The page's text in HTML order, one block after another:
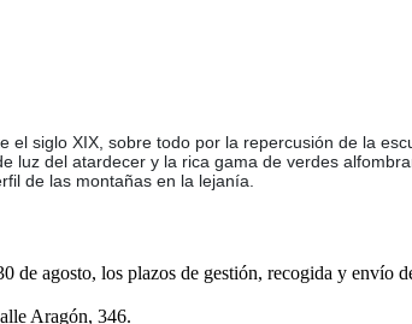
siglo XIX, sobre todo por la repercusión de la
luz del atardecer y la rica gama de verdes
de las montañas en la lejanía.
de agosto, los plazos de gestión, recogida y envío
Aragón, 346.